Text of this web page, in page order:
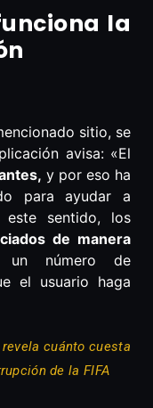
la
sitio, se
avisa: «El
y por eso ha
para ayudar a
este sentido, los
de manera
un número de
el usuario haga
cuánto cuesta
de la FIFA